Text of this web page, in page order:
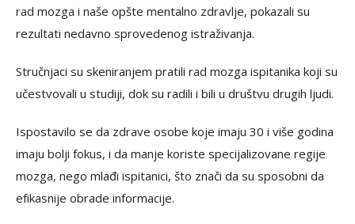
rad mozga i naše opšte mentalno zdravlje, pokazali su
rezultati nedavno sprovedenog istraživanja.
Stručnjaci su skeniranjem pratili rad mozga ispitanika koji su
učestvovali u studiji, dok su radili i bili u društvu drugih ljudi.
Ispostavilo se da zdrave osobe koje imaju 30 i više godina
imaju bolji fokus, i da manje koriste specijalizovane regije
mozga, nego mlađi ispitanici, što znači da su sposobni da
efikasnije obrade informacije.